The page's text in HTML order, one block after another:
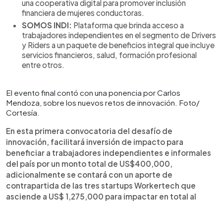
una cooperativa digital para promover inclusión
financiera de mujeres conductoras.
SOMOS INDI: Plataforma que brinda acceso a
trabajadores independientes en el segmento de Drivers
y Riders a un paquete de beneficios integral que incluye
servicios financieros, salud, formación profesional
entre otros.
El evento final contó con una ponencia por Carlos
Mendoza, sobre los nuevos retos de innovación. Foto/
Cortesía.
En esta primera convocatoria del desafío de
innovación, facilitará inversión de impacto para
beneficiar a trabajadores independientes e informales
del país por un monto total de US$400,000,
adicionalmente se contará con un aporte de
contrapartida de las tres startups Workertech que
asciende a US$ 1,275,000 para impactar en total al